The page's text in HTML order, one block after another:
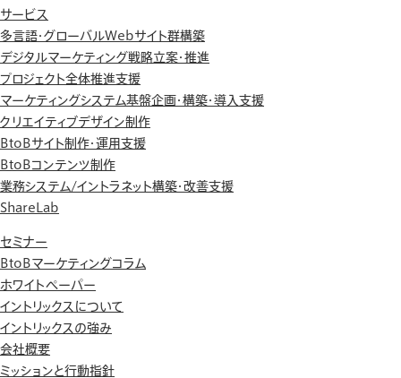
サービス
多言語・グローバルWebサイト群構築
デジタルマーケティング戦略立案・推進
プロジェクト全体推進支援
マーケティングシステム基盤企画・構築・導入支援
クリエイティブデザイン制作
BtoBサイト制作・運用支援
BtoBコンテンツ制作
業務システム/イントラネット構築・改善支援
ShareLab
セミナー
BtoBマーケティングコラム
ホワイトペーパー
イントリックスについて
イントリックスの強み
会社概要
ミッションと行動指針